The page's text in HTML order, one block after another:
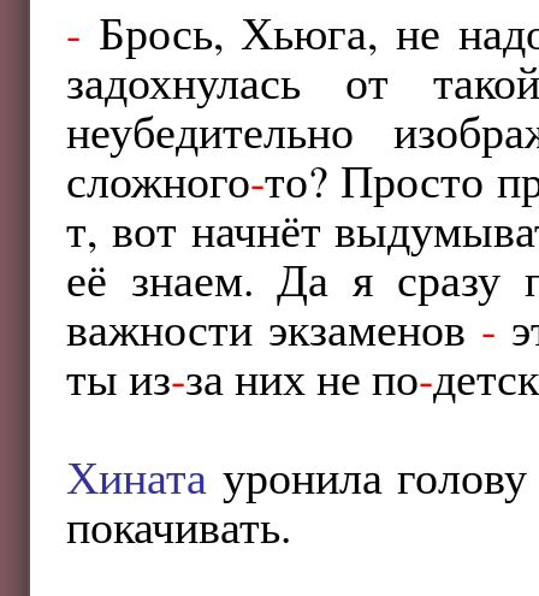
- Брось, Хьюга, не
задохнулась от
неубедительно
сложного-то? Просто
т, вот начнёт
её знаем. Да я сразу
важности экзаменов -
ты из-за них не по-
Хината уронила
покачивать.